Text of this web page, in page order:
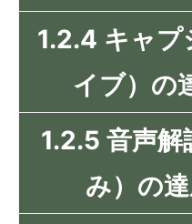
1.2.4 キャプ
イブ）の
1.2.5 音声解
み）の